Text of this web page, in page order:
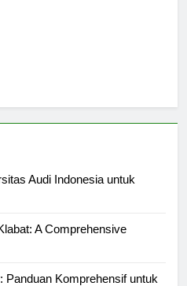
Audi Indonesia untuk
A Comprehensive
Panduan Komprehensif untuk